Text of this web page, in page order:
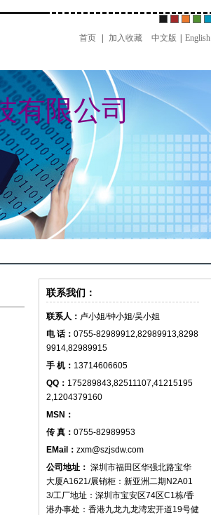
首页 加入收藏 中文版 English
有限公司
联系我们：
联系人： 卢小姐/钟小姐/吴小姐
电 话： 0755-82989912,82989913,8298
9914,82989915
手 机： 13714606605
QQ： 175289843,82511107,41215195
2,1204379160
MSN：
传 真： 0755-82989953
EMail： zxm@szjsdw.com
公司地址： 深圳市福田区华强北路宝华
大厦A1621/展销柜：新亚洲二期N2A01
3/工厂地址：深圳市宝安区74区C1栋/香
港办事处：香港九龙九龙湾宏开道19号健